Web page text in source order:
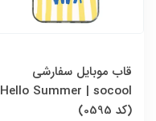
قاب موبایل سفارشی
Hello Summer | socool
(کد 0595)